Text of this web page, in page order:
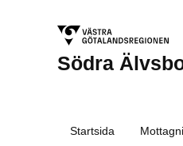
Södra
Startsida